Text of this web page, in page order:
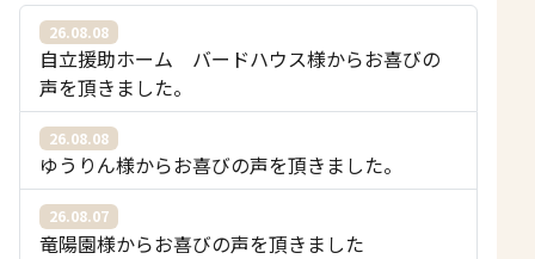
26.08.08
自立援助ホーム バードハウス様からお喜びの
声を頂きました。
26.08.08
ゆうりん様からお喜びの声を頂きました。
26.08.07
竜陽園様からお喜びの声を頂きました